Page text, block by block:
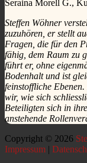
Seraina Morell G.,
Steffen Wöhner
zuzuhören, er stellt
Fragen, die für den
fähig, dem Raum zu
führt er, ohne
Bodenhalt und ist
feinstoffliche
wir, wie sich
Beteiligten sich in
anstehende
Copyright © 2026
Impressum |